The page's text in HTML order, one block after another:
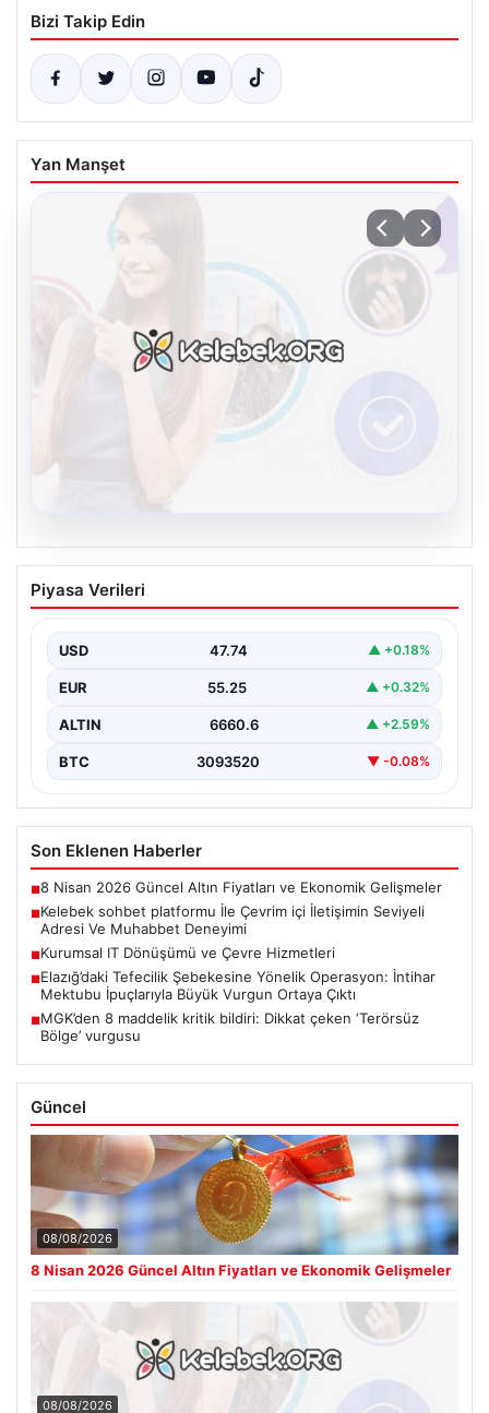
Bizi Takip Edin
Yan Manşet
Kelebek sohbet platformu İle Çevrim içi
İletişimin Seviyeli Adresi Ve Muhabbet
İnternet ortamında insanların seviyeli bir şekilde irtibat
çeşitli…
Piyasa Verileri
USD 47.74 ▲ +0.18%
EUR 55.25 ▲ +0.32%
ALTIN 6660.6 ▲ +2.59%
BTC 3093520 ▼ -0.08%
Son Eklenen Haberler
■8 Nisan 2026 Güncel Altın Fiyatları ve Ekonomik Gelişmeler
■Kelebek sohbet platformu İle Çevrim içi İletişimin Seviyeli
Adresi Ve Muhabbet Deneyimi
■Kurumsal IT Dönüşümü ve Çevre Hizmetleri
■Elazığ’daki Tefecilik Şebekesine Yönelik Operasyon: İntihar
Mektubu İpuçlarıyla Büyük Vurgun Ortaya Çıktı
■MGK’den 8 maddelik kritik bildiri: Dikkat çeken ‘Terörsüz
Bölge’ vurgusu
Güncel
08/08/2026
8 Nisan 2026 Güncel Altın Fiyatları ve Ekonomik Gelişmeler
08/08/2026